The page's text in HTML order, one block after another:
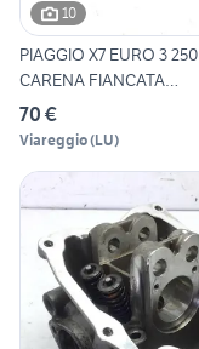
10
PIAGGIO X7 EURO 3 250
CARENA FIANCATA
POSTERIORE S
70 €
Viareggio(LU)